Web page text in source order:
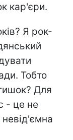
кар'єри.
Я рок-
Тобто
Для
- це не